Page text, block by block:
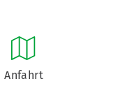
Anfahrt